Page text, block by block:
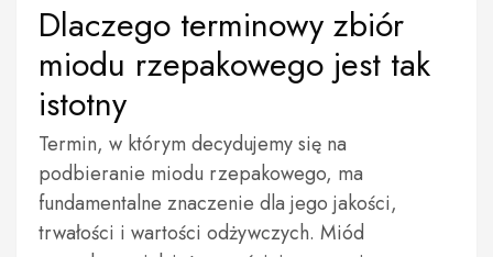
Dlaczego terminowy zbiór
miodu rzepakowego jest tak
istotny
Termin, w którym decydujemy się na
podbieranie miodu rzepakowego, ma
fundamentalne znaczenie dla jego jakości,
trwałości i wartości odżywczych. Miód